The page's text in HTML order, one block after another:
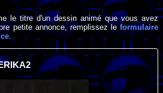
le titre d'un dessin animé que vous avez
petite annonce, remplissez leformulaire
.